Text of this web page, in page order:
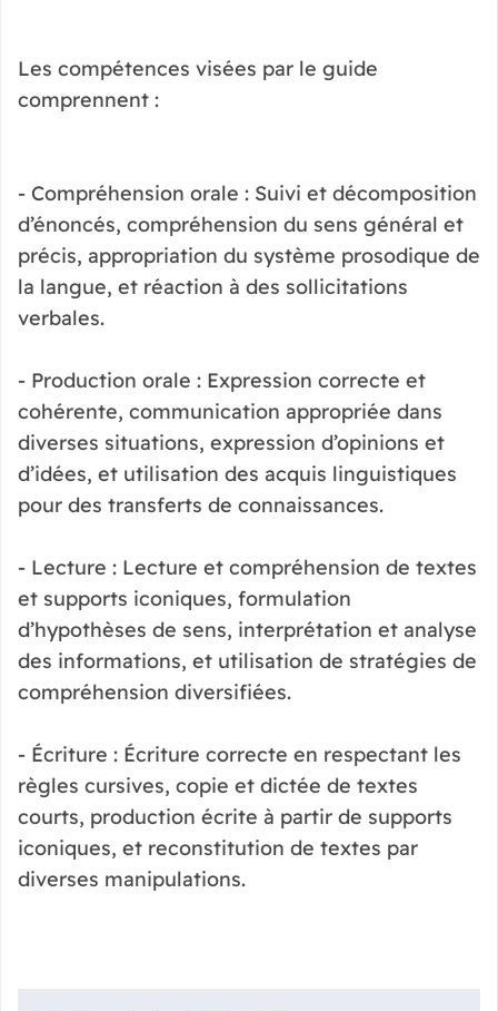
Les compétences visées par le guide
comprennent :
- Compréhension orale : Suivi et décomposition
d’énoncés, compréhension du sens général et
précis, appropriation du système prosodique de
la langue, et réaction à des sollicitations
verbales.
- Production orale : Expression correcte et
cohérente, communication appropriée dans
diverses situations, expression d’opinions et
d’idées, et utilisation des acquis linguistiques
pour des transferts de connaissances.
- Lecture : Lecture et compréhension de textes
et supports iconiques, formulation
d’hypothèses de sens, interprétation et analyse
des informations, et utilisation de stratégies de
compréhension diversifiées.
- Écriture : Écriture correcte en respectant les
règles cursives, copie et dictée de textes
courts, production écrite à partir de supports
iconiques, et reconstitution de textes par
diverses manipulations.